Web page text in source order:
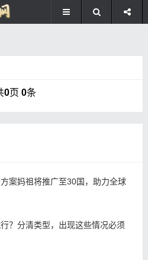
0页 0条
案妈祖将推广至30国，助力全球
？分清类型，出现这些情况必须